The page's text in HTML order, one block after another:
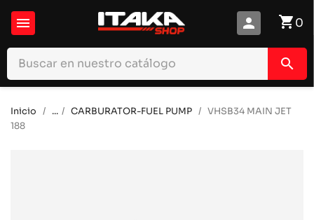
 shopping_cart0
person
search
Inicio ... CARBURATOR-FUEL PUMP
VHSB34 MAIN JET
188